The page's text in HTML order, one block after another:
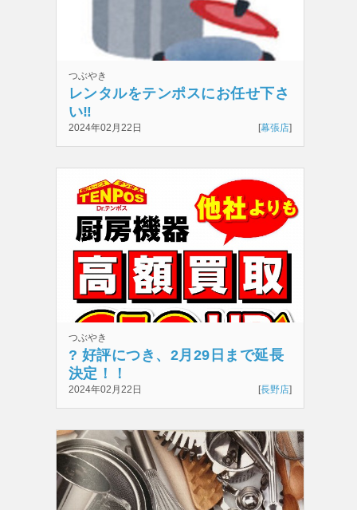
つぶやき
レンタルをテンポスにお任せ下さ
い‼️
2024年02月22日 [幕張店]
つぶやき
? 好評につき、2月29日まで延長
決定！！
2024年02月22日 [長野店]